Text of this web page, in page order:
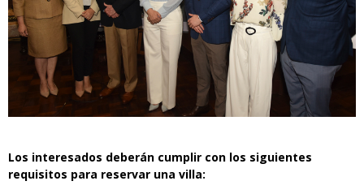
Los interesados deberán cumplir con los siguientes
requisitos para reservar una villa: